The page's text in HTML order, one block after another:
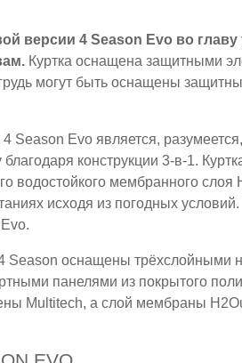
версии 4 Season Evo во
Куртка оснащена защитными
могут быть оснащены
Evo является,
конструкции 3-в-1.
водостойкого мембранного
исходя из погодных
Season оснащены трёхслойными
панелями из покрытого
Multitech, а слой мембраны